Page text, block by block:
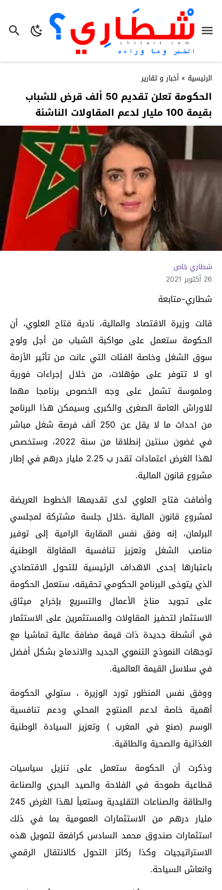
الرئيسية » أخبار و تقارير
الحكومة تعلن تقديم 50 ألف قرض للشباب
بقيمة 100 مليار لدعم المقاولات الناشئة
شطاري خاص
26 أكتوبر 2021
شطاري-متابعة
قالت وزيرة الاقتصاد والمالية، نادية فتاح العلوي، أن
الحكومة ستعمل على مواكبة الشباب من أجل ولوج
سوق الشغل وخاصة الفئات التي عانت من تأثير الأزمة
او لا تتوفر على مؤهلات، من خلال إجراءات فورية
وملموسة تشمل على وجه الخصوص برنامجا مهما
للاوراش العامة الصغرى والكبرى وسيمكن هذا البرنامج
من احداث ما لا يقل عن 250 ألف فرصة شغل مباشر
في غضون سنتين إنطلاقا من سنة 2022، وستخصص
لهذا الغرض اعتمادات تقدر ب 2.25 مليار درهم في إطار
مشروع قانون المالية.
وأضافت فتاح العلوي لدى تقديمها الخطوط العريضة
لمشروع قانون المالية ،خلال جلسة مشتركة لمجلسي
البرلمان، إنه وفق نفس المقاربة الرامية إلى توفير
مناصب الشغل وتعزيز تنافسية المقاولة الوطنية
باعتبارها إحدى الاهداف الرئيسية للتحول الاقتصادي
الذي يتوخى البرنامج الحكومي تحقيقه، ستعمل الحكومة
على تجويد مناخ الأعمال والتسريع بإخراج ميثاق
الاستثمار لتحفيز المقاولات والمستثمرين على الاستثمار
في أنشطة جديدة ذات قيمة مضافة عالية تماشيا مع
توجهات النموذج التنموي الجديد والاندماج بشكل أفضل
في سلاسل القيمة العالمية.
ووفق نفس المنظور تورد الوزيرة ، ستولي الحكومة
أهمية خاصة لدعم المنتوج المحلي ودعم تنافسية
الوسم (صنع في المغرب ) وتعزيز السيادة الوطنية
الغذائية والصحية والطاقية.
وذكرت أن الحكومة ستعمل على تنزيل سياسيات
قطاعية طموحة في الفلاحة والصيد البحري والصناعة
والطاقة والصناعات التقليدية وستعبأ لهذا الغرض 245
مليار درهم من الاستثمارات العمومية بما في ذلك
استثمارات صندوق محمد السادس كرافعة لتمويل هذه
الاستراتيجيات وكذا ركائز التحول كالانتقال الرقمي
وانعاش السياحة.